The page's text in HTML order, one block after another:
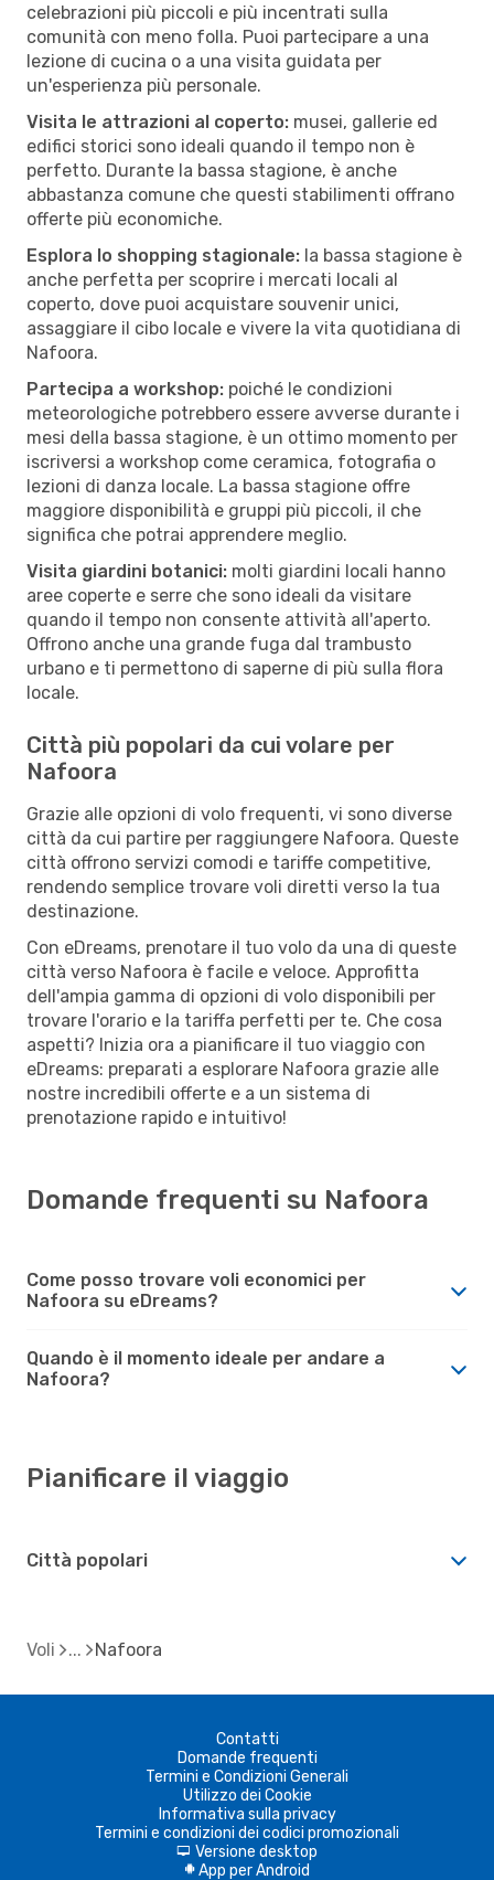
celebrazioni più piccoli e più incentrati sulla
comunità con meno folla. Puoi partecipare a una
lezione di cucina o a una visita guidata per
un'esperienza più personale.
Visita le attrazioni al coperto: musei, gallerie ed
edifici storici sono ideali quando il tempo non è
perfetto. Durante la bassa stagione, è anche
abbastanza comune che questi stabilimenti offrano
offerte più economiche.
Esplora lo shopping stagionale: la bassa stagione è
anche perfetta per scoprire i mercati locali al
coperto, dove puoi acquistare souvenir unici,
assaggiare il cibo locale e vivere la vita quotidiana di
Nafoora.
Partecipa a workshop: poiché le condizioni
meteorologiche potrebbero essere avverse durante i
mesi della bassa stagione, è un ottimo momento per
iscriversi a workshop come ceramica, fotografia o
lezioni di danza locale. La bassa stagione offre
maggiore disponibilità e gruppi più piccoli, il che
significa che potrai apprendere meglio.
Visita giardini botanici: molti giardini locali hanno
aree coperte e serre che sono ideali da visitare
quando il tempo non consente attività all'aperto.
Offrono anche una grande fuga dal trambusto
urbano e ti permettono di saperne di più sulla flora
locale.
Città più popolari da cui volare per
Nafoora
Grazie alle opzioni di volo frequenti, vi sono diverse
città da cui partire per raggiungere Nafoora. Queste
città offrono servizi comodi e tariffe competitive,
rendendo semplice trovare voli diretti verso la tua
destinazione.
Con eDreams, prenotare il tuo volo da una di queste
città verso Nafoora è facile e veloce. Approfitta
dell'ampia gamma di opzioni di volo disponibili per
trovare l'orario e la tariffa perfetti per te. Che cosa
aspetti? Inizia ora a pianificare il tuo viaggio con
eDreams: preparati a esplorare Nafoora grazie alle
nostre incredibili offerte e a un sistema di
prenotazione rapido e intuitivo!
Domande frequenti su Nafoora
Come posso trovare voli economici per
Nafoora su eDreams?
Quando è il momento ideale per andare a
Nafoora?
Pianificare il viaggio
Città popolari
Voli Nafoora
Contatti
Domande frequenti
Termini e Condizioni Generali
Utilizzo dei Cookie
Informativa sulla privacy
Termini e condizioni dei codici promozionali
d Versione desktop
A App per Android